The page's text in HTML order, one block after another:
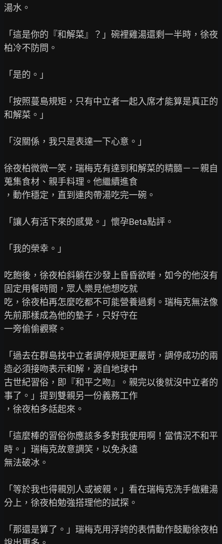
湯水。
「這是你的『和解菜』？」碗裡雞湯還剩一半時，徐夜
柏冷不防問。
「是的。」
「按照蔓島規矩，只有中立者一起入席才能算是真正的
和解菜。」
「沒關係，我只是表達一下心意。」
徐夜柏微微一笑，瑞梅克有達到和解菜的精髓－－親自
蒐集食材、親手料理。他繼續進食
，動作穩定，直到連肉帶湯吃完一碗。
「讓人有活下來的感覺。」懷孕Beta點評。
「我的榮幸。」
吃飽後，徐夜柏斜躺在沙發上昏昏欲睡，如今的他沒有
固定用餐時間，眾人樂見他想吃就
吃，徐夜柏再怎麼吃都不可能營養過剩。瑞梅克無法像
先前那樣成為他的墊子，只好守在
一旁偷偷觀察。
「過去在群島找中立者調停規矩更嚴苛，調停成功的兩
造必須接吻表示和解，源自地球中
古世紀習俗，即『和平之吻』。親完以後就沒中立者的
事了。」提到雙親另一份義務工作
，徐夜柏多話起來。
「這麼棒的習俗你應該多多對我使用啊！當情況不和平
時。」瑞梅克故意調笑，以免永遠
無法破冰。
「等於我也得親別人或被親。」看在瑞梅克洗手做雞湯
分上，徐夜柏勉強搭理他的試探。
「那還是算了。」瑞梅克用浮誇的表情動作鼓勵徐夜柏